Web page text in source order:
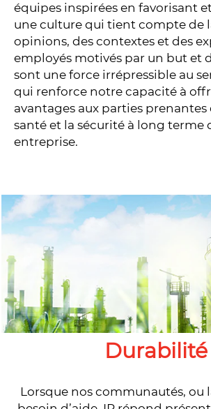
équipes inspirées en favorisant
une culture qui tient compte de
opinions, des contextes et des
employés motivés par un but et
sont une force irrépressible au
qui renforce notre capacité à
avantages aux parties prenantes
santé et la sécurité à long terme
entreprise.
Durabilité
Lorsque nos communautés, ou